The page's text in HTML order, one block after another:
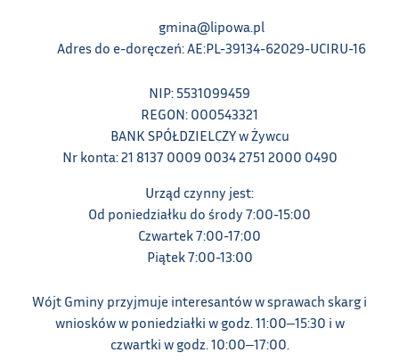
gmina@lipowa.pl
Adres do e-doręczeń: AE:PL-39134-62029-UCIRU-16
NIP: 5531099459
REGON: 000543321
BANK SPÓŁDZIELCZY w Żywcu
Nr konta: 21 8137 0009 0034 2751 2000 0490
Urząd czynny jest:
Od poniedziałku do środy 7:00-15:00
Czwartek 7:00-17:00
Piątek 7:00-13:00
Wójt Gminy przyjmuje interesantów w sprawach skarg i
wniosków w poniedziałki w godz. 11:00‒15:30 i w
czwartki w godz. 10:00‒17:00.